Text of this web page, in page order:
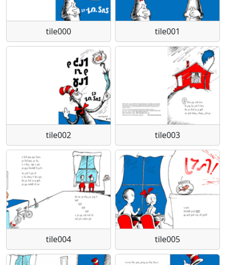
tile000 tile001
tile002 tile003
tile004 tile005